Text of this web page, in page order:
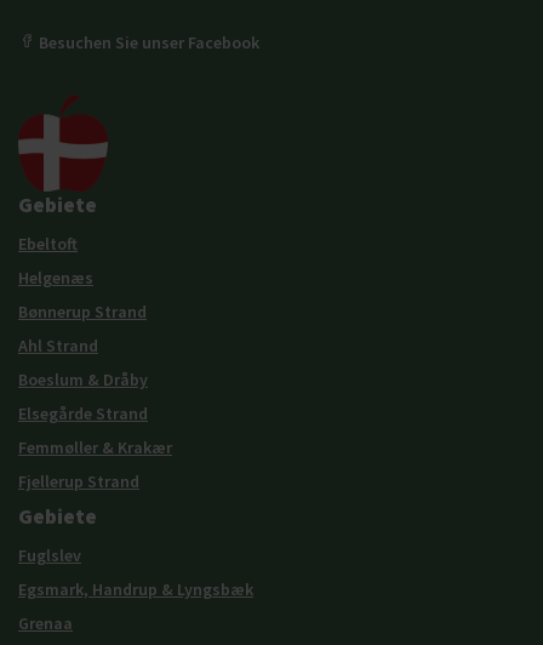
Besuchen Sie unser Facebook
Gebiete
Ebeltoft
Helgenæs
Bønnerup Strand
Ahl Strand
Boeslum & Dråby
Elsegårde Strand
Femmøller & Krakær
Fjellerup Strand
Gebiete
Fuglslev
Egsmark, Handrup & Lyngsbæk
Grenaa